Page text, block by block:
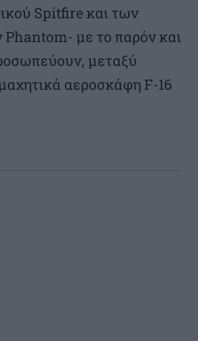
Spitfire και των
με το παρόν και
μεταξύ
αεροσκάφη F-16